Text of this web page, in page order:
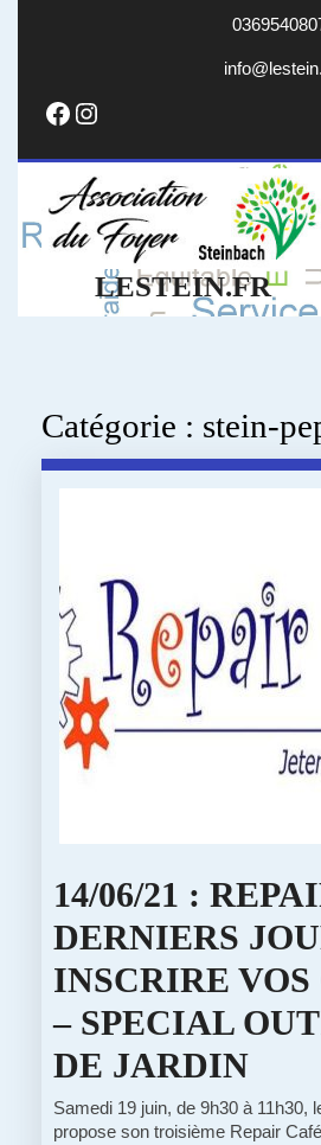
Facebook
Instagram
LESTEIN.FR
Catégorie : stein-
14/06/21 :
DERNIERS
INSCRIRE VOS
– SPECIAL
DE JARDIN14/
:
Samedi 19 juin, de 9h30 à 11h30, le STEIN vous
propose son troisième Repair